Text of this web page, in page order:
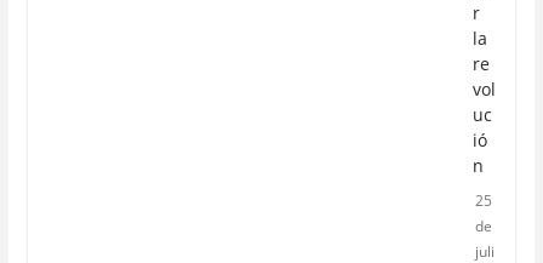
r
la
re
vol
uc
ió
n
25
de
juli